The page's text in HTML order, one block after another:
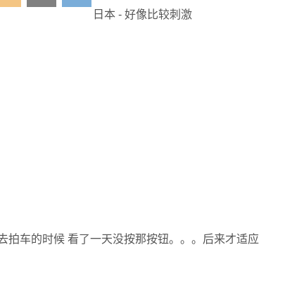
日本 - 好像比较刺激
拍车的时候 看了一天没按那按钮。。。后来才适应